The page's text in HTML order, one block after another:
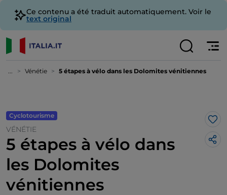
Ce contenu a été traduit automatiquement. Voir le
text original
... Vénétie 5 étapes à vélo dans les Dolomites vénitiennes
Cyclotourisme
VÉNÉTIE
5 étapes à vélo dans
les Dolomites
vénitiennes